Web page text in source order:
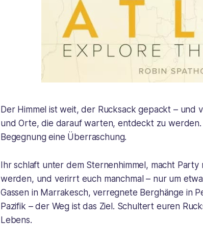
Der Himmel ist weit, der Rucksack gepackt – und
und Orte, die darauf warten, entdeckt zu
Begegnung eine Überraschung.
Ihr schlaft unter dem Sternenhimmel, macht
werden, und verirrt euch manchmal – nur um
Gassen in Marrakesch, verregnete Berghänge in
Pazifik – der Weg ist das Ziel. Schultert euren
Lebens.